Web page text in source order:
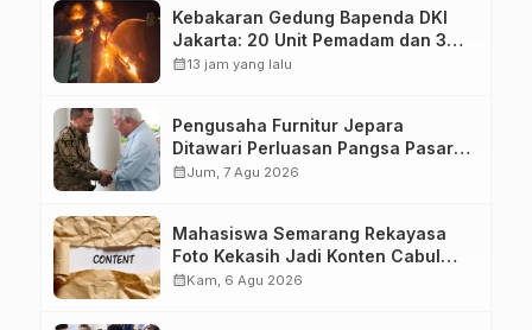
Kebakaran Gedung Bapenda DKI
Jakarta: 20 Unit Pemadam dan 3
Bronto Skylift Dikerahkan, Angin
calendar_month13 jam yang lalu
Pengusaha Furnitur Jepara
Ditawari Perluasan Pangsa Pasar
Hingga ke IKN
calendar_monthJum, 7 Agu 2026
Mahasiswa Semarang Rekayasa
Foto Kekasih Jadi Konten Cabul
karena Sakit Hati
calendar_monthKam, 6 Agu 2026